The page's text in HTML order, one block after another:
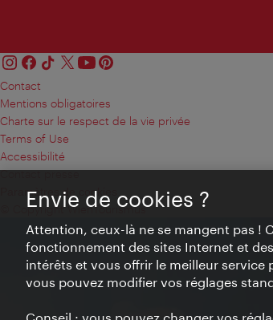
Contact
Mentions obligatoires
Charte sur le respect de la vie privée
Terms of Use
Accessibilité
Contact presse
Paramètres de cookies
© Copyright WienTourismus
Envie de cookies ?
Attention, ceux-là ne se mangent pas !
fonctionnement des sites Internet et
intérêts et vous offrir le meilleur service
vous pouvez modifier vos réglages